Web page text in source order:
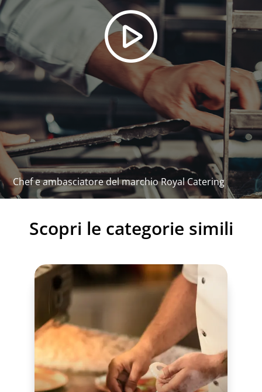
53 x 35 x 28 cm
Peso di spedizione
Pacchetto di consegna
RCMT-351W
Chiave Inbus (6 mm)
Pinze in acciaio inox
Lama
Tecnico - manuale
Scaricamento PDF
Chef e ambasciatore del marchio Royal Catering
Scopri le categorie simili